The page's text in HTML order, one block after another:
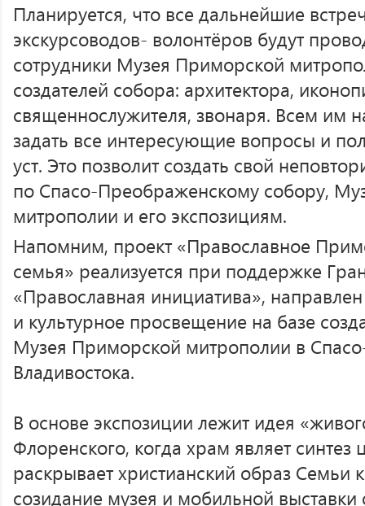
Планируется, что все дальнейшие
экскурсоводов- волонтёров будут
сотрудники Музея Приморской
создателей собора: архитектора,
священнослужителя, звонаря. Всем им
задать все интересующие вопросы и
уст. Это позволит создать свой
по Спасо-Преображенскому собору,
митрополии и его экспозициям.
Напомним, проект «Православное
семья» реализуется при поддержке
«Православная инициатива»,
и культурное просвещение на базе
Музея Приморской митрополии в
Владивостока.
В основе экспозиции лежит идея
Флоренского, когда храм являет синтез
раскрывает христианский образ Семьи
созидание музея и мобильной